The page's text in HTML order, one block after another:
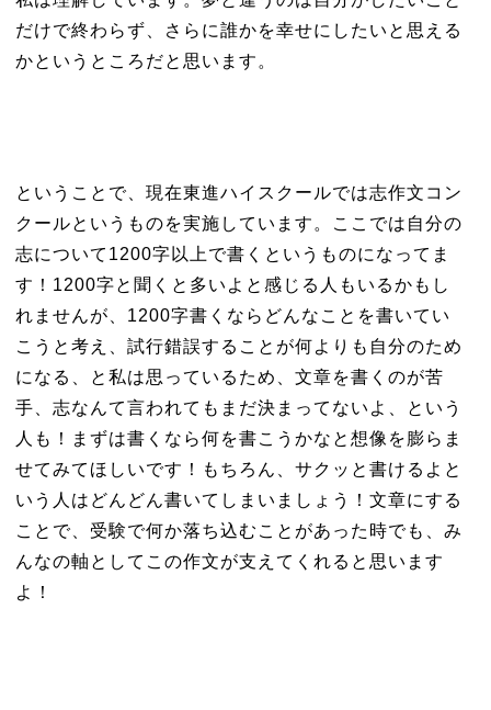
だけで終わらず、さらに誰かを幸せにしたいと思える
かというところだと思います。
ということで、現在東進ハイスクールでは志作文コン
クールというものを実施しています。ここでは自分の
志について1200字以上で書くというものになってま
す！1200字と聞くと多いよと感じる人もいるかもし
れませんが、1200字書くならどんなことを書いてい
こうと考え、試行錯誤することが何よりも自分のため
になる、と私は思っているため、文章を書くのが苦
手、志なんて言われてもまだ決まってないよ、という
人も！まずは書くなら何を書こうかなと想像を膨らま
せてみてほしいです！もちろん、サクッと書けるよと
いう人はどんどん書いてしまいましょう！文章にする
ことで、受験で何か落ち込むことがあった時でも、み
んなの軸としてこの作文が支えてくれると思います
よ！